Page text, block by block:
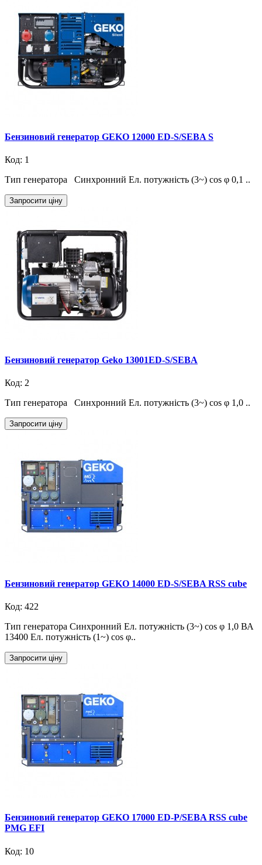
Бензиновий генератор GEKO 12000 ED-S/SEBA S
Код: 1
Тип генератора Синхронний Ел. потужність (3~) cos φ 0,1 ..
Запросити ціну
Бензиновий генератор Geko 13001ED-S/SEBA
Код: 2
Тип генератора Синхронний Ел. потужність (3~) cos φ 1,0 ..
Запросити ціну
Бензиновий генератор GEKO 14000 ED-S/SEBA RSS cube
Код: 422
Тип генератора Синхронний Ел. потужність (3~) cos φ 1,0 ВА
13400 Ел. потужність (1~) cos φ..
Запросити ціну
Бензиновий генератор GEKO 17000 ED-P/SEBA RSS cube
PMG EFI
Код: 10